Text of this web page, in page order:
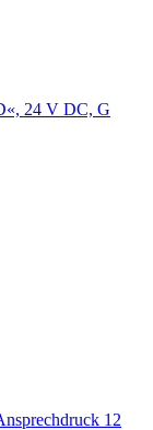
24 V DC, G
12